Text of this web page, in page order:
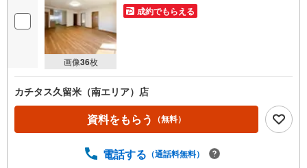
画像36枚
成約でもらえる
カチタス久留米（南エリア）店
資料をもらう （無料）
電話する （通話料無料）